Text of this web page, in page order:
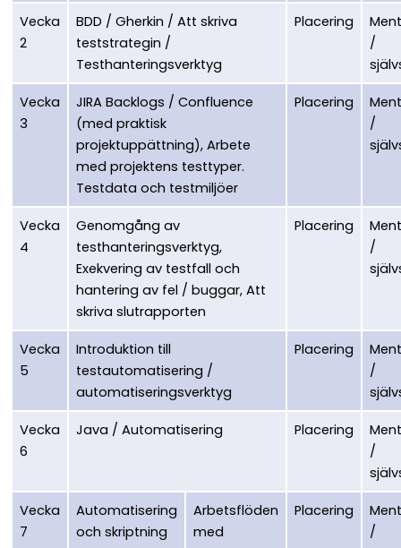
Vecka
2
BDD / Gherkin / Att skriva
teststrategin /
Testhanteringsverktyg
Placering
/
Vecka
3
JIRA Backlogs / Confluence
(med praktisk
projektuppättning), Arbete
med projektens testtyper.
Testdata och testmiljöer
Placering
/
Vecka
4
Genomgång av
testhanteringsverktyg,
Exekvering av testfall och
hantering av fel / buggar, Att
skriva slutrapporten
Placering
/
Vecka
5
Introduktion till
testautomatisering /
automatiseringsverktyg
Placering
/
Vecka
6
Java / Automatisering Placering
/
Vecka
7
Automatisering
och skriptning
Arbetsflöden
med
Placering
/